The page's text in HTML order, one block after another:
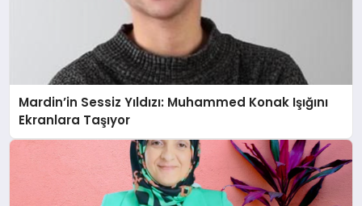
Mardin’in Sessiz Yıldızı: Muhammed Konak Işığını
Ekranlara Taşıyor